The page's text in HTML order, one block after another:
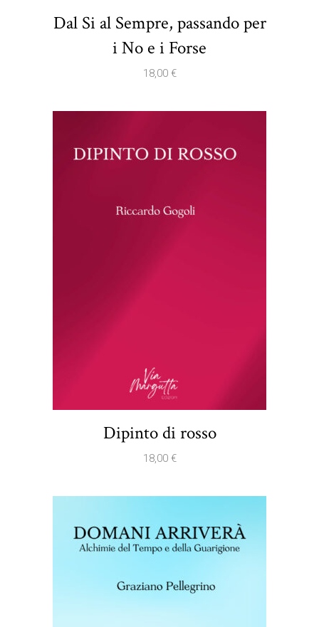
Dal Si al Sempre, passando per
i No e i Forse
18,00 €
Dipinto di rosso
18,00 €